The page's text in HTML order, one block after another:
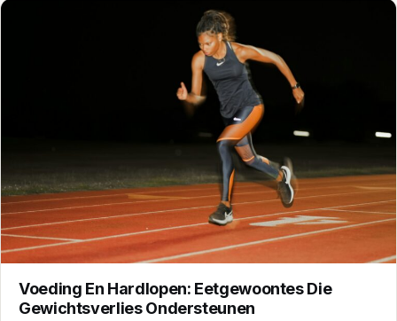
Voeding En Hardlopen: Eetgewoontes Die
Gewichtsverlies Ondersteunen